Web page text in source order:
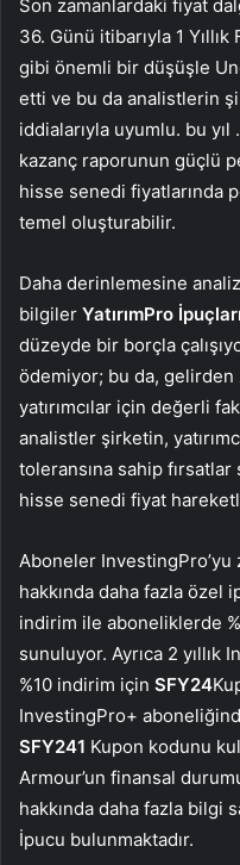
Son zamanlardaki fiyat
36. Günü itibarıyla 1
gibi önemli bir düşüşle
etti ve bu da analistlerin
iddialarıyla uyumlu. bu
kazanç raporunun güçlü
hisse senedi fiyatlarında
temel oluşturabilir.
Daha derinlemesine
bilgiler YatırımPro İpuçları
düzeyde bir borçla
ödemiyor; bu da,
yatırımcılar için değerli
analistler şirketin,
toleransına sahip
hisse senedi fiyat
Aboneler
hakkında daha fazla özel
indirim ile aboneliklerde
sunuluyor. Ayrıca 2
%10 indirim için SFY24
InvestingPro+
SFY241 Kupon kodunu
Armour’un finansal
hakkında daha fazla bilgi
İpucu bulunmaktadır.